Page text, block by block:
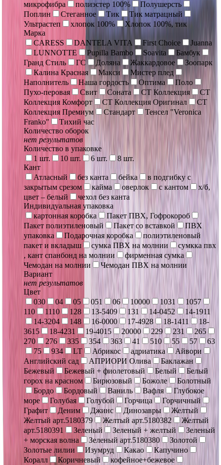
микрофибра
полиэстер 100%
Полушерсть
Поплин
Стеганное Тик
Тик матрацный
Ультрастеп
хлопок 100%
Хлопок 100%, тик
Марка
CARESS
DANTELA VITA First Choice
Juanna
LUNNOTTE
Pupilla Bambo Soavita
Бамбук
Гранд Стиль
ГС Доляна Жаккардовое
Зоопарк
Калина Красная
Макси
Мистер плед
Наполнитель
Наша гордость Оптима
Поло
Пухо-перовая
Свит Соната СТ Коллекция
СТ
Коллекция Комфорт
СТ Коллекция Оригинал
СТ
Коллекция Премиум
Стандарт
Тенсел "Veronica
Franko"
Тихий час
Количество оборок
нет результатов
Количество в упаковке
1 шт.
10 шт. 6 шт.
8 шт.
Кант
Атласный
без канта бейка
в подгибку с
закрытым срезом
кайма оверлок с кантом
х/б,
цвет – белый
чехол без канта
Индивидуальная упаковка
картонная коробка
Пакет ПВХ, Гофрокороб
Пакет полиэтиленовый
Пакет со вставкой
ПВХ
упаковка
Подарочная коробка
полиэтиленовый
пакет и вкладыш
сумка ПВХ на молнии
сумкка пвх
, кант спанбонд на молнии
фирменная сумка
Чемодан на молнии
Чемодан ПВХ на молнии
Вариант
нет результатов
Цвет
030
04 05 051 06 10000 1031
1057
110
1110 128 13-5409 131 14-0452
14-1911
14-3204
148 16-0000 17-4928 18-1411
18-
3615
18-4231 19-4015 20000 229 231
265
270
276 335 354 363 41 510 55 57
63
75
934 LT Абрикос адриатика
Айвори
Английский сад
АПРИОРИ Олива
Баклажан
Бежевый
Бежевый + фиолетовый Белый
Белый
горох на красном
Бирюзовый Божоле
Болотный
Бордо
Бордовый Ваниль Вафля
Глубокое
море
Голубая Голубой Горчица
Горчичный
Графит
Деним Джинс Динозавры
Желтый
Желтый арт.5180379
Желтый арт.5180382
Желтый
арт.5180391
Зеленый Зеленый + желтый
Зеленый
+ морская волна
Зеленый арт.5180380
Золотой
Золотые лилии
Изумруд Какао
Капучино
Коралл
Коричневый
кофейное+бежевое